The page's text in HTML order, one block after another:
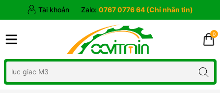
Tài khoản Zalo: 0767 0776 64 (Chỉ nhắn tin)
0